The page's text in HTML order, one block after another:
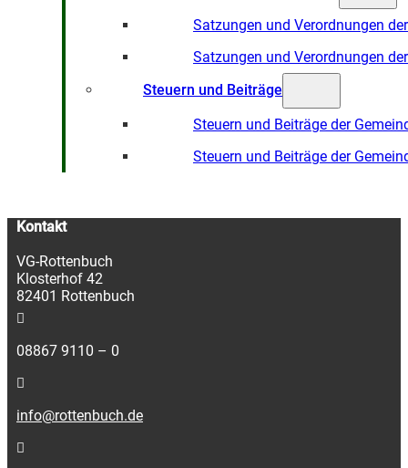
Satzungen und Verordnungen
Satzungen und Verordnungen
Steuern und Beiträge
Steuern und Beiträge der
Steuern und Beiträge der
Kontakt
VG-Rottenbuch
Klosterhof 42
82401 Rottenbuch
08867 9110 – 0
info@rottenbuch.de